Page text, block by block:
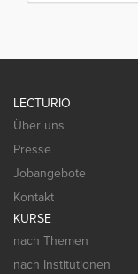
LECTURIO
Über uns
Presse
Jobangebote
Kontakt
KURSE
nach Themen
nach Institutionen